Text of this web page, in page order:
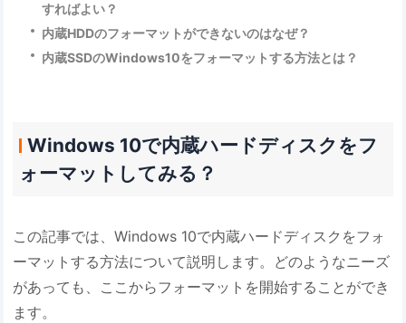
すればよい？
内蔵HDDのフォーマットができないのはなぜ？
内蔵SSDのWindows10をフォーマットする方法とは？
Windows 10で内蔵ハードディスクをフ
ォーマットしてみる？
この記事では、Windows 10で内蔵ハードディスクをフォ
ーマットする方法について説明します。どのようなニーズ
があっても、ここからフォーマットを開始することができ
ます。